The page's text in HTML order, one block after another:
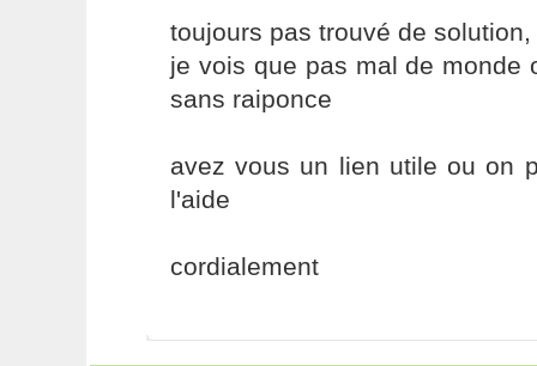
toujours pas trouvé de solution,
je vois que pas mal de monde
sans raiponce
avez vous un lien utile ou on
l'aide
cordialement